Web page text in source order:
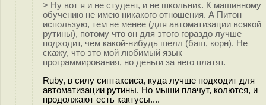
> Ну вот я и не студент, и не школьник. К машинному
обучению не имею никакого отношения. А Питон
использую, тем не менее (для автоматизации всякой
рутины), потому что он для этого гораздо лучше
подходит, чем какой-нибудь шелл (баш, корн). Не
скажу, что это мой любимый язык
программирования, но деньги за него платят.
Ruby, в силу синтаксиса, куда лучше подходит для
автоматизации рутины. Но мыши плачут, колются, и
продолжают есть кактусы....